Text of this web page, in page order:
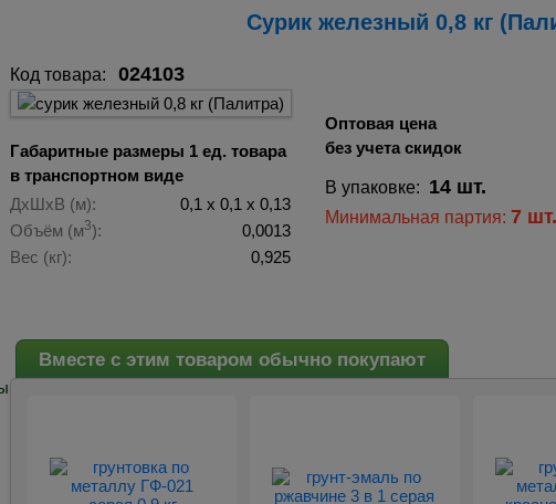
Сурик железный 0,8 кг
Код товара: 024103
Габаритные размеры 1 ед. товара
в транспортном виде
ДхШхВ (м):
0,1 х 0,1 х 0,13
Объём (м3):
0,0013
Вес (кг):
0,925
Оптовая цена
без учета скидок
В упаковке: 14 шт.
Минимальная партия: 7 шт.
Вместе с этим товаром обычно покупают